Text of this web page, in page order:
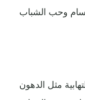
مثل الدهون